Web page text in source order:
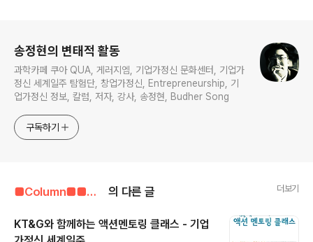
송정현의 변태적 활동
과학카페 쿠아 QUA, 게러지엠, 기업가정신 문화센터, 기업가
정신 세계일주 탐험단, 창업가정신, Entrepreneurship, 기
업가정신 정보, 칼럼, 저자, 강사, 송정현, Budher Song
구독하기
■Column■■■■■/기업가정신 관련 자료 의 다른 글 더보기
KT&G와 함께하는 액션멘토링 클래스 - 기업